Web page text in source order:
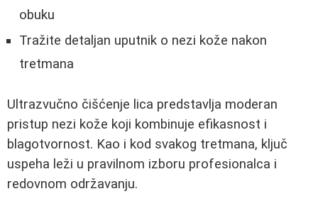
obuku
Tražite detaljan uputnik o nezi kože nakon
tretmana
Ultrazvučno čišćenje lica predstavlja moderan
pristup nezi kože koji kombinuje efikasnost i
blagotvornost. Kao i kod svakog tretmana, ključ
uspeha leži u pravilnom izboru profesionalca i
redovnom održavanju.